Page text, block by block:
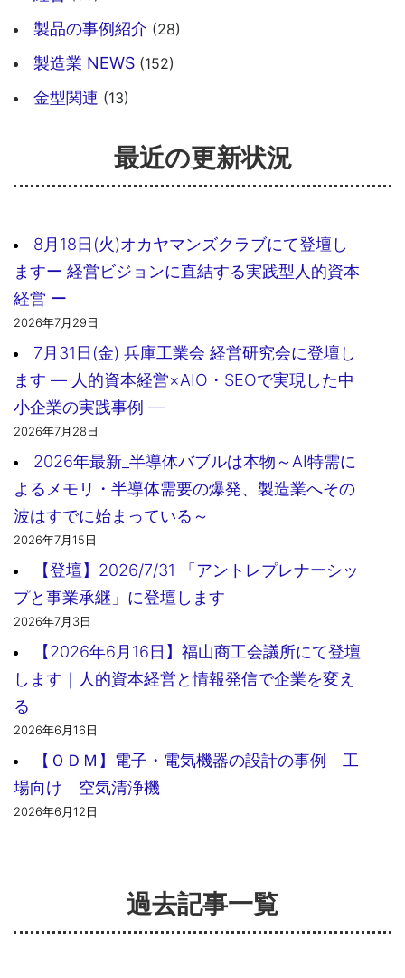
製品の事例紹介 (28)
製造業 NEWS (152)
金型関連 (13)
最近の更新状況
8月18日(火)オカヤマンズクラブにて登壇し
ますー 経営ビジョンに直結する実践型人的資本
経営 ー
2026年7月29日
7月31日(金) 兵庫工業会 経営研究会に登壇し
ます ― 人的資本経営×AIO・SEOで実現した中
小企業の実践事例 ―
2026年7月28日
2026年最新_半導体バブルは本物～AI特需に
よるメモリ・半導体需要の爆発、製造業へその
波はすでに始まっている～
2026年7月15日
【登壇】2026/7/31 「アントレプレナーシッ
プと事業承継」に登壇します
2026年7月3日
【2026年6月16日】福山商工会議所にて登壇
します｜人的資本経営と情報発信で企業を変え
る
2026年6月16日
【ＯＤＭ】電子・電気機器の設計の事例 工
場向け 空気清浄機
2026年6月12日
過去記事一覧